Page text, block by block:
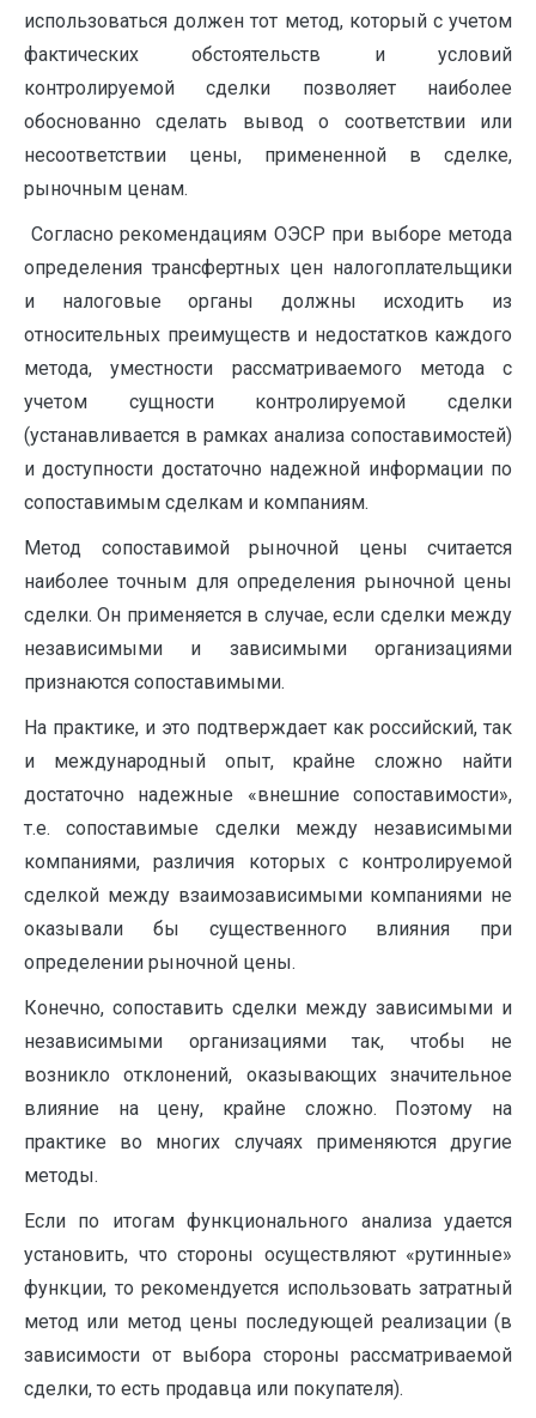
использоваться должен тот метод, который с учетом
фактических обстоятельств и условий
контролируемой сделки позволяет наиболее
обоснованно сделать вывод о соответствии или
несоответствии цены, примененной в сделке,
рыночным ценам.
Согласно рекомендациям ОЭСР при выборе метода
определения трансфертных цен налогоплательщики
и налоговые органы должны исходить из
относительных преимуществ и недостатков каждого
метода, уместности рассматриваемого метода с
учетом сущности контролируемой сделки
(устанавливается в рамках анализа сопоставимостей)
и доступности достаточно надежной информации по
сопоставимым сделкам и компаниям.
Метод сопоставимой рыночной цены считается
наиболее точным для определения рыночной цены
сделки. Он применяется в случае, если сделки между
независимыми и зависимыми организациями
признаются сопоставимыми.
На практике, и это подтверждает как российский, так
и международный опыт, крайне сложно найти
достаточно надежные «внешние сопоставимости»,
т.е. сопоставимые сделки между независимыми
компаниями, различия которых с контролируемой
сделкой между взаимозависимыми компаниями не
оказывали бы существенного влияния при
определении рыночной цены.
Конечно, сопоставить сделки между зависимыми и
независимыми организациями так, чтобы не
возникло отклонений, оказывающих значительное
влияние на цену, крайне сложно. Поэтому на
практике во многих случаях применяются другие
методы.
Если по итогам функционального анализа удается
установить, что стороны осуществляют «рутинные»
функции, то рекомендуется использовать затратный
метод или метод цены последующей реализации (в
зависимости от выбора стороны рассматриваемой
сделки, то есть продавца или покупателя).